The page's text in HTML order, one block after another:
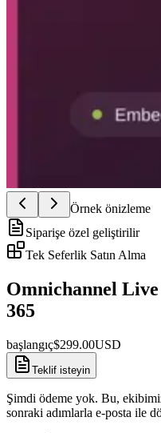
Örnek önizleme
Siparişe özel geliştirilir
Tek Seferlik Satın Alma
Omnichannel
365
başlangıç$299.00USD
Teklif isteyin
Şimdi ödeme yok. Bu,
sonraki adımlarla e-posta ile